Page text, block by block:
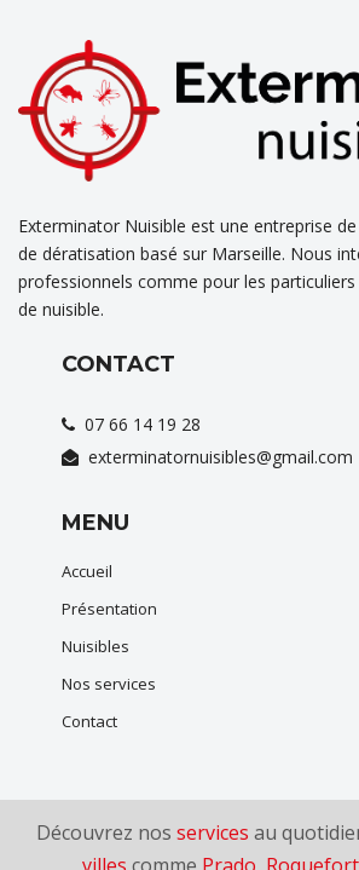
Exterminator Nuisible est une entreprise
de dératisation basé sur Marseille. Nous
professionnels comme pour les
de nuisible.
CONTACT
07 66 14 19 28
exterminatornuisibles@gmail.com
MENU
Accueil
Présentation
Nuisibles
Nos services
Contact
Découvrez nos services au